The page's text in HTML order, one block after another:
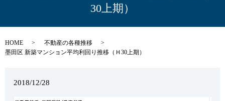
30上期）
HOME
不動産の各種推移
墨田区 新築マンション平均利回り推移（Ｈ30上期）
2018/12/28